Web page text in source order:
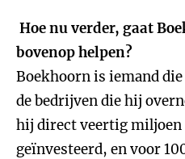
Hoe nu verder, gaat
bovenop helpen?
Boekhoorn is iemand
de bedrijven die hij
hij direct veertig miljoen
geïnvesteerd, en voor